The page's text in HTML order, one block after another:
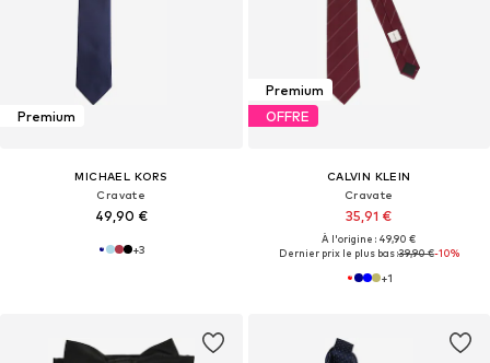
Premium
MICHAEL KORS
Cravate
49,90 €
+3
Premium
OFFRE
CALVIN KLEIN
Cravate
35,91 €
À l'origine : 49,90 €
Dernier prix le plus bas :39,90 €-10%
+1